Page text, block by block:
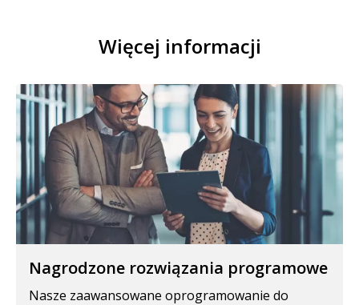
Więcej informacji
Nagrodzone rozwiązania programowe
Nasze zaawansowane oprogramowanie do